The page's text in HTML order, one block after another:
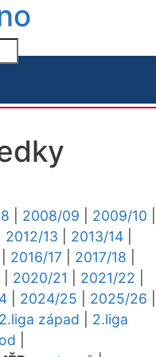
2008/09 2009/10
2012/13 2013/14
2016/17 2017/18
2020/21 2021/22
2024/25 2025/26
2.liga západ
2.liga